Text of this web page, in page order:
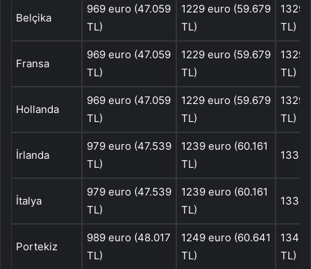
Belçika
969 euro (47.059
TL)
1229 euro (59.679
TL)
1329
TL)
Fransa
969 euro (47.059
TL)
1229 euro (59.679
TL)
1329
TL)
Hollanda
969 euro (47.059
TL)
1229 euro (59.679
TL)
1329
TL)
İrlanda
979 euro (47.539
TL)
1239 euro (60.161
TL)
1339
İtalya
979 euro (47.539
TL)
1239 euro (60.161
TL)
1339
Portekiz
989 euro (48.017
TL)
1249 euro (60.641
TL)
1349
TL)